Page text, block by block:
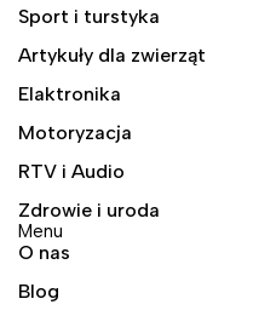
Sport i turstyka
Artykuły dla zwierząt
Elaktronika
Motoryzacja
RTV i Audio
Zdrowie i uroda
Menu
O nas
Blog